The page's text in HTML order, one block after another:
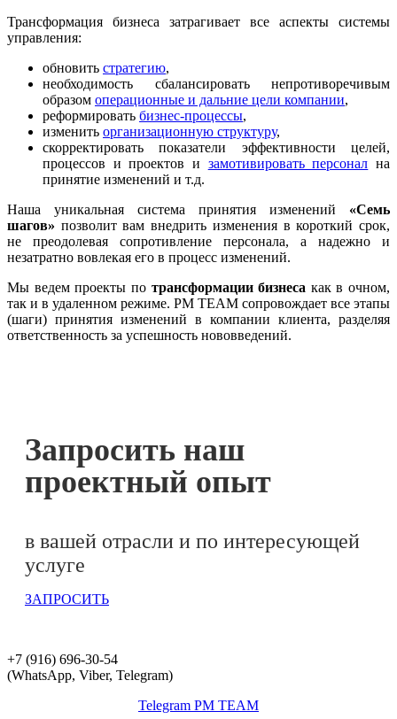
Трансформация бизнеса затрагивает все аспекты системы
управления:
обновить стратегию,
необходимость сбалансировать непротиворечивым
образом операционные и дальние цели компании,
реформировать бизнес-процессы,
изменить организационную структуру,
скорректировать показатели эффективности целей,
процессов и проектов и замотивировать персонал на
принятие изменений и т.д.
Наша уникальная система принятия изменений «Семь
шагов» позволит вам внедрить изменения в короткий срок,
не преодолевая сопротивление персонала, а надежно и
незатратно вовлекая его в процесс изменений.
Мы ведем проекты по трансформации бизнеса как в очном,
так и в удаленном режиме. РМ ТЕАМ сопровождает все этапы
(шаги) принятия изменений в компании клиента, разделяя
ответственность за успешность нововведений.
Запросить наш
проектный опыт
в вашей отрасли и по интересующей
услуге
ЗАПРОСИТЬ
+7 (916) 696-30-54
(WhatsApp, Viber, Telegram)
Telegram PM TEAM